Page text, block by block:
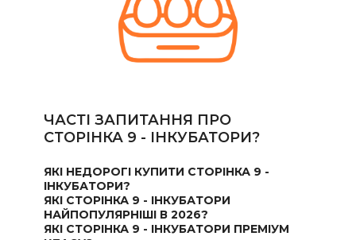
ЧАСТІ ЗАПИТАННЯ ПРО
СТОРІНКА 9 - ІНКУБАТОРИ?
ЯКІ НЕДОРОГІ КУПИТИ СТОРІНКА 9 -
ІНКУБАТОРИ?
ЯКІ СТОРІНКА 9 - ІНКУБАТОРИ
НАЙПОПУЛЯРНІШІ В 2026?
ЯКІ СТОРІНКА 9 - ІНКУБАТОРИ ПРЕМІУМ